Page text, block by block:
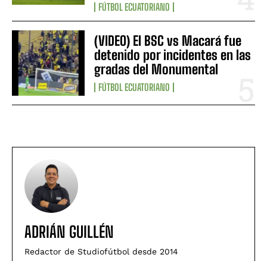
FÚTBOL ECUATORIANO
(VIDEO) El BSC vs Macará fue
detenido por incidentes en las
gradas del Monumental
FÚTBOL ECUATORIANO
ADRIÁN GUILLÉN
Redactor de Studiofútbol desde 2014